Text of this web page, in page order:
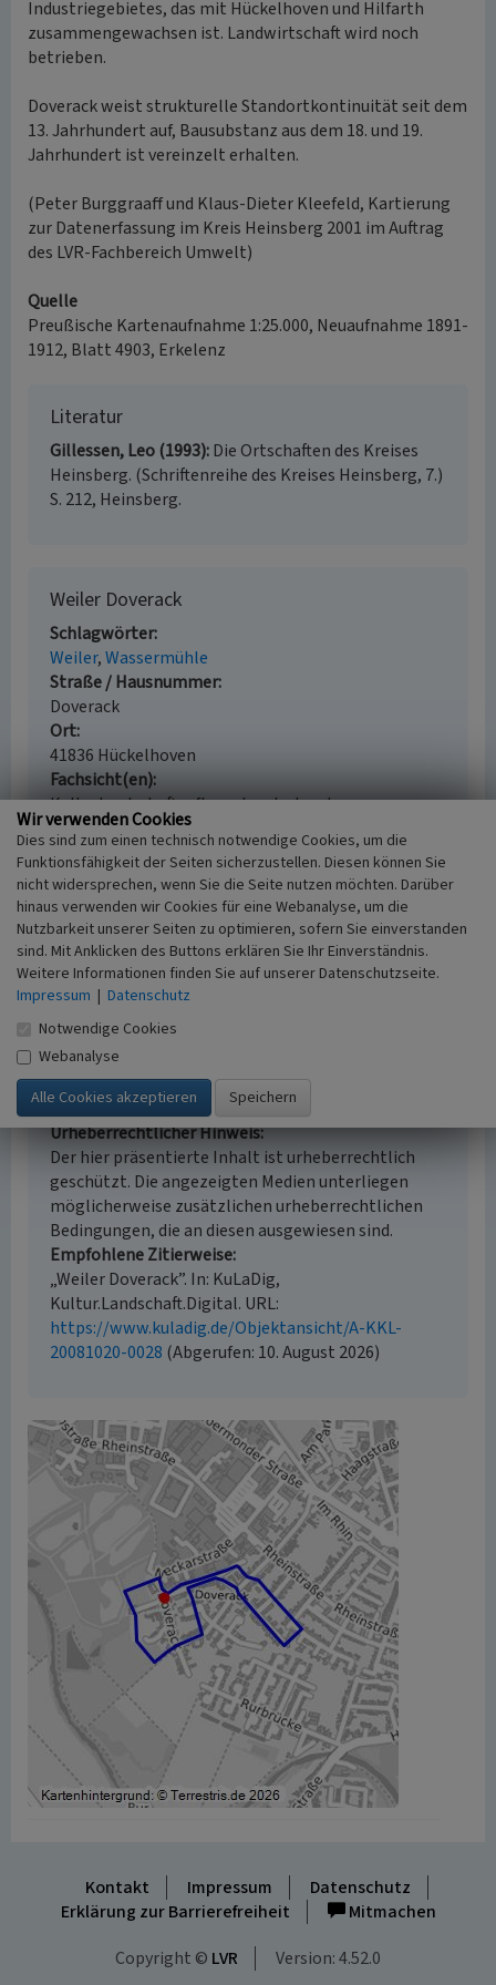
Industriegebietes, das mit Hückelhoven und Hilfarth
zusammengewachsen ist. Landwirtschaft wird noch
betrieben.
Doverack weist strukturelle Standortkontinuität seit dem
13. Jahrhundert auf, Bausubstanz aus dem 18. und 19.
Jahrhundert ist vereinzelt erhalten.
(Peter Burggraaff und Klaus-Dieter Kleefeld, Kartierung
zur Datenerfassung im Kreis Heinsberg 2001 im Auftrag
des LVR-Fachbereich Umwelt)
Quelle
Preußische Kartenaufnahme 1:25.000, Neuaufnahme 1891-
1912, Blatt 4903, Erkelenz
Literatur
Gillessen, Leo (1993) Die Ortschaften des Kreises
Heinsberg. (Schriftenreihe des Kreises Heinsberg, 7.)
S. 212, Heinsberg.
Weiler Doverack
Schlagwörter
Weiler Wassermühle
Straße / Hausnummer
Doverack
Ort
41836 Hückelhoven
Fachsicht(en)
Kulturlandschaftspflege, Landeskunde
Erfassungsmaßstab
i.d.R. 1:5.000 (größer als 1:20.000)
Erfassungsmethode
Auswertung historischer Karten,
Literaturauswertung, Geländebegehung/-
kartierung
Historischer Zeitraum
Beginn 1231
Empfohlene Zitierweise
Urheberrechtlicher Hinweis
Der hier präsentierte Inhalt ist urheberrechtlich
geschützt. Die angezeigten Medien unterliegen
möglicherweise zusätzlichen urheberrechtlichen
Bedingungen, die an diesen ausgewiesen sind.
Empfohlene Zitierweise
„Weiler Doverack”. In: KuLaDig,
Kultur.Landschaft.Digital. URL:
https://www.kuladig.de/Objektansicht/A-KKL-
20081020-0028 (Abgerufen: 10. August 2026)
Kontakt Impressum
Datenschutz
Erklärung zur Barrierefreiheit
Mitmachen
Copyright © LVR Version: 4.52.0
Wir verwenden Cookies
Dies sind zum einen technisch notwendige Cookies, um die
Funktionsfähigkeit der Seiten sicherzustellen. Diesen können Sie
nicht widersprechen, wenn Sie die Seite nutzen möchten. Darüber
hinaus verwenden wir Cookies für eine Webanalyse, um die
Nutzbarkeit unserer Seiten zu optimieren, sofern Sie einverstanden
sind. Mit Anklicken des Buttons erklären Sie Ihr Einverständnis.
Weitere Informationen finden Sie auf unserer Datenschutzseite.
Impressum | Datenschutz
Notwendige Cookies
Webanalyse